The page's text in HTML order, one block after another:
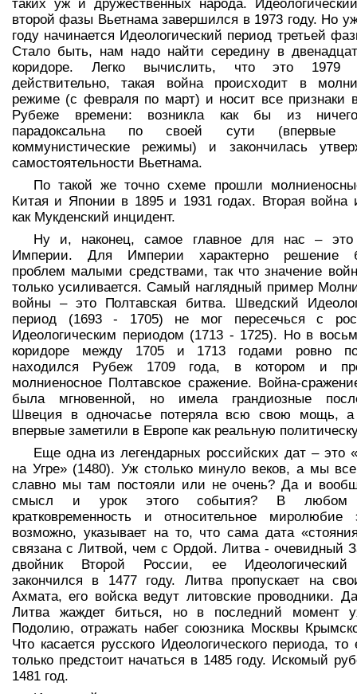
таких уж и дружественных народа.
второй фазы Вьетнама завершился в 1973 году. Но
году начинается Идеологический период третьей
Стало быть, нам надо найти середину в
коридоре. Легко вычислить, что это
действительно, такая война происходит в
режиме (с февраля по март) и носит все признаки
Рубеже времени: возникла как бы из
парадоксальна по своей сути (впервые
коммунистические режимы) и закончилась
самостоятельности Вьетнама.
По такой же точно схеме прошли
Китая и Японии в 1895 и 1931 годах. Вторая война
как Мукденский инцидент.
Ну и, наконец, самое главное для нас –
Империи. Для Империи характерно решение
проблем малыми средствами, так что значение
только усиливается. Самый наглядный пример
войны – это Полтавская битва. Шведский
период (1693 - 1705) не мог пересечься с
Идеологическим периодом (1713 - 1725). Но в
коридоре между 1705 и 1713 годами ровно
находился Рубеж 1709 года, в котором и
молниеносное Полтавское сражение. Война-
была мгновенной, но имела грандиозные
Швеция в одночасье потеряла всю свою мощь,
впервые заметили в Европе как реальную
Еще одна из легендарных российских дат – это
на Угре» (1480). Уж столько минуло веков, а мы
славно мы там постояли или не очень? Да и
смысл и урок этого события? В любом
кратковременность и относительное миролюбие
возможно, указывает на то, что сама дата
связана с Литвой, чем с Ордой. Литва - очевидный
двойник Второй России, ее Идеологический
закончился в 1477 году. Литва пропускает на
Ахмата, его войска ведут литовские проводники.
Литва жаждет биться, но в последний момент
Подолию, отражать набег союзника Москвы
Что касается русского Идеологического периода,
только предстоит начаться в 1485 году. Искомый
1481 год.